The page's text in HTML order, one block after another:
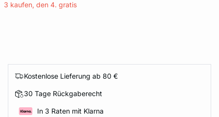
3 kaufen, den 4. gratis
Kostenlose Lieferung ab 80 €
30 Tage Rückgaberecht
In 3 Raten mit Klarna